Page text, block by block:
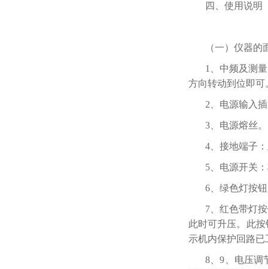
四、使用说明
（一）仪器的
1、中频及测
方向转动到位即
2、电源输入
3、电源熔丝。
4、接地端子
5、电源开关
6、绿色灯按
7、红色带灯
此时可升压。此
示机内保护回路
8、9、电压调